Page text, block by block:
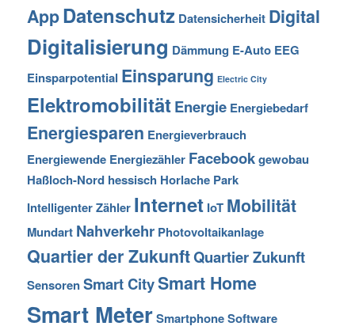
AppDatenschutz Datensicherheit Digital
Digitalisierung Dämmung E-Auto EEG
Einsparpotential Einsparung Electric City
ElektromobilitätEnergie Energiebedarf
Energiesparen Energieverbrauch
Energiewende Energiezähler Facebookgewobau
Haßloch-Nord hessisch Horlache Park
Intelligenter Zähler Internet IoT Mobilität
Mundart Nahverkehr Photovoltaikanlage
Quartier der ZukunftQuartier Zukunft
SensorenSmart CitySmart Home
Smart MeterSmartphoneSoftware